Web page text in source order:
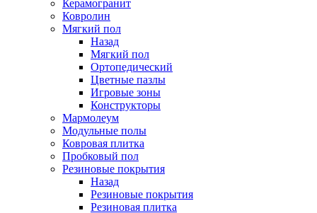
Керамогранит
Ковролин
Мягкий пол
Назад
Мягкий пол
Ортопедический
Цветные пазлы
Игровые зоны
Конструкторы
Мармолеум
Модульные полы
Ковровая плитка
Пробковый пол
Резиновые покрытия
Назад
Резиновые покрытия
Резиновая плитка